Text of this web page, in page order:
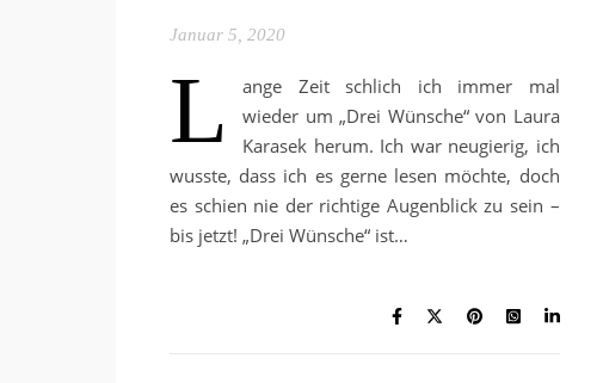
Januar 5, 2020
L
ange Zeit schlich ich immer mal
wieder um „Drei Wünsche“ von Laura
Karasek herum. Ich war neugierig, ich
wusste, dass ich es gerne lesen möchte, doch
es schien nie der richtige Augenblick zu sein –
bis jetzt! „Drei Wünsche“ ist…